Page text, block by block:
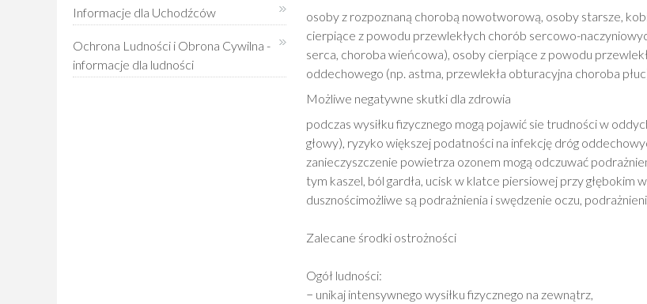
Informacje dla Uchodźców
Ochrona Ludności i Obrona Cywilna -
informacje dla ludności
osoby z rozpoznaną chorobą nowotworową, osoby starsze,
cierpiące z powodu przewlekłych chorób sercowo-
serca, choroba wieńcowa), osoby cierpiące z powodu
oddechowego (np. astma, przewlekła obturacyjna choroba
Możliwe negatywne skutki dla zdrowia
podczas wysiłku fizycznego mogą pojawić sie trudności w
głowy), ryzyko większej podatności na infekcję dróg
zanieczyszczenie powietrza ozonem mogą odczuwać
tym kaszel, ból gardła, ucisk w klatce piersiowej przy głębokim
dusznościmożliwe są podrażnienia i swędzenie oczu,
Zalecane środki ostrożności
Ogół ludności:
− unikaj intensywnego wysiłku fizycznego na zewnątrz,